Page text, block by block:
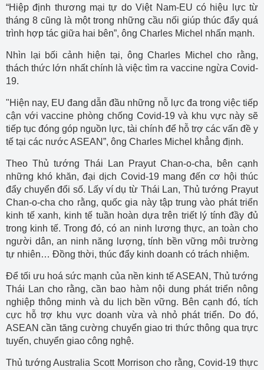
“Hiệp định thương mại tự do Việt Nam-EU có hiệu lực từ
tháng 8 cũng là một trong những cầu nối giúp thúc đẩy quá
trình hợp tác giữa hai bên”, ông Charles Michel nhấn mạnh.
Nhìn lại bối cảnh hiện tại, ông Charles Michel cho rằng,
thách thức lớn nhất chính là việc tìm ra vaccine ngừa Covid-
19.
"Hiện nay, EU đang dẫn đầu những nỗ lực đa trong việc tiếp
cận với vaccine phòng chống Covid-19 và khu vực này sẽ
tiếp tục đóng góp nguồn lực, tài chính để hỗ trợ các vấn đề y
tế tại các nước ASEAN”, ông Charles Michel khẳng định.
Theo Thủ tướng Thái Lan Prayut Chan-o-cha, bên cạnh
những khó khăn, đại dịch Covid-19 mang đến cơ hội thúc
đẩy chuyển đổi số. Lấy ví dụ từ Thái Lan, Thủ tướng Prayut
Chan-o-cha cho rằng, quốc gia này tập trung vào phát triển
kinh tế xanh, kinh tế tuần hoàn dựa trên triết lý tính đầy đủ
trong kinh tế. Trong đó, có an ninh lương thực, an toàn cho
người dân, an ninh năng lượng, tính bền vững môi trường
tự nhiên… Đồng thời, thúc đẩy kinh doanh có trách nhiệm.
Để tối ưu hoá sức mạnh của nền kinh tế ASEAN, Thủ tướng
Thái Lan cho rằng, cần bao hàm nội dung phát triển nông
nghiệp thông minh và du lịch bền vững. Bên cạnh đó, tích
cực hỗ trợ khu vực doanh vừa và nhỏ phát triển. Do đó,
ASEAN cần tăng cường chuyển giao tri thức thông qua trực
tuyến, chuyển giao công nghệ.
Thủ tướng Australia Scott Morrison cho rằng, Covid-19 thực